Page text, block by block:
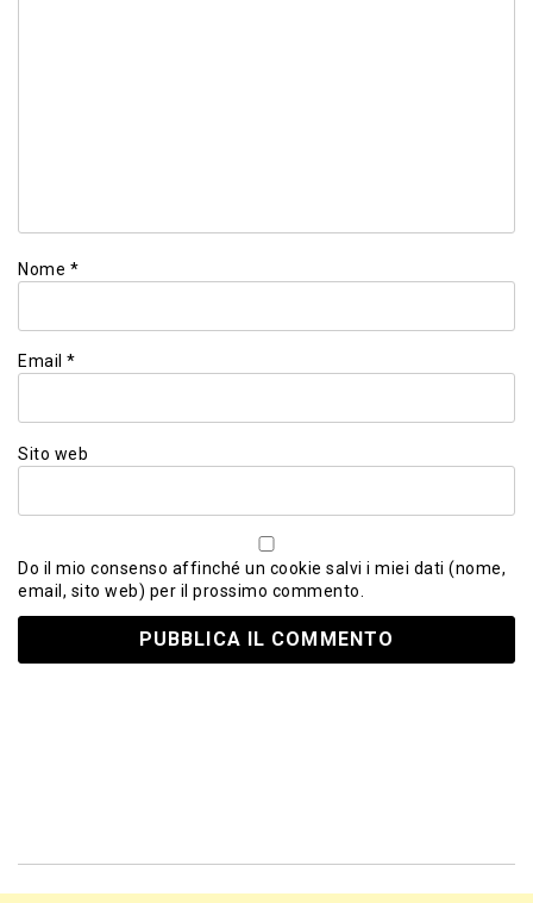
Nome *
Email *
Sito web
Do il mio consenso affinché un cookie salvi i miei dati (nome,
email, sito web) per il prossimo commento.